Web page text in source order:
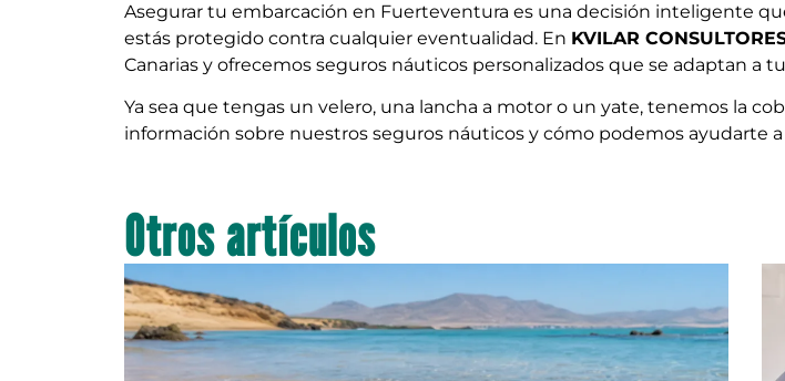
Asegurar tu embarcación en Fuerteventura es una decisión inteligente
estás protegido contra cualquier eventualidad. En KVILAR
Canarias y ofrecemos seguros náuticos personalizados que se adaptan a
Ya sea que tengas un velero, una lancha a motor o un yate, tenemos la
información sobre nuestros seguros náuticos y cómo podemos ayudarte
Otros artículos